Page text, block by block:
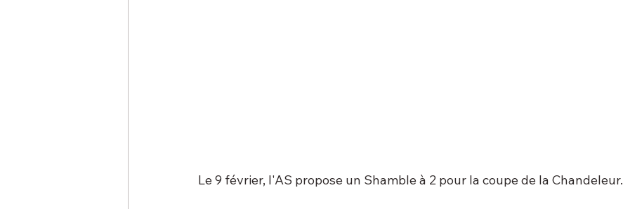
Le 9 février, l'AS propose un Shamble à 2 pour la coupe de la Chandeleur.